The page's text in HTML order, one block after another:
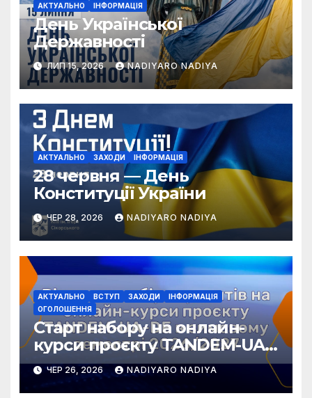
АКТУАЛЬНО ІНФОРМАЦІЯ
День Української
Державності
ЛИП 15, 2026 NADIYARO NADIYA
АКТУАЛЬНО ЗАХОДИ ІНФОРМАЦІЯ
28 червня — День
Конституції України
ЧЕР 28, 2026 NADIYARO NADIYA
АКТУАЛЬНО ВСТУП ЗАХОДИ
ІНФОРМАЦІЯ
ОГОЛОШЕННЯ
Старт набору на онлайн-
курси проєкту TANDEM-UA-
DE у зимовому семестрі
2026/2027!
ЧЕР 26, 2026 NADIYARO NADIYA